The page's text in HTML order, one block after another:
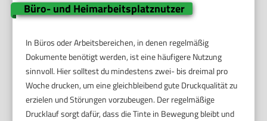
Büro- und Heimarbeitsplatznutzer
In Büros oder Arbeitsbereichen, in denen regelmäßig
Dokumente benötigt werden, ist eine häufigere Nutzung
sinnvoll. Hier solltest du mindestens zwei- bis dreimal pro
Woche drucken, um eine gleichbleibend gute Druckqualität zu
erzielen und Störungen vorzubeugen. Der regelmäßige
Drucklauf sorgt dafür, dass die Tinte in Bewegung bleibt und